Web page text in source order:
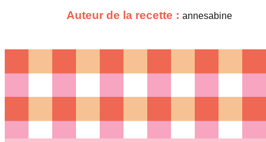
Auteur de la recette : annesabine